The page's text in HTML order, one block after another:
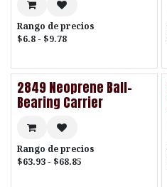
Rango de precios
$6.8 - $9.78
2849 Neoprene Ball-
Bearing Carrier
Rango de precios
$63.93 - $68.85